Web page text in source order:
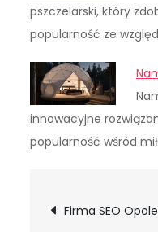
pszczelarski, który
popularność ze
innowacyjne
popularność wśród
Firma SEO Opole